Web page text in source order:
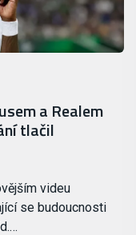
a Realem
tlačil
videu
se budoucnosti